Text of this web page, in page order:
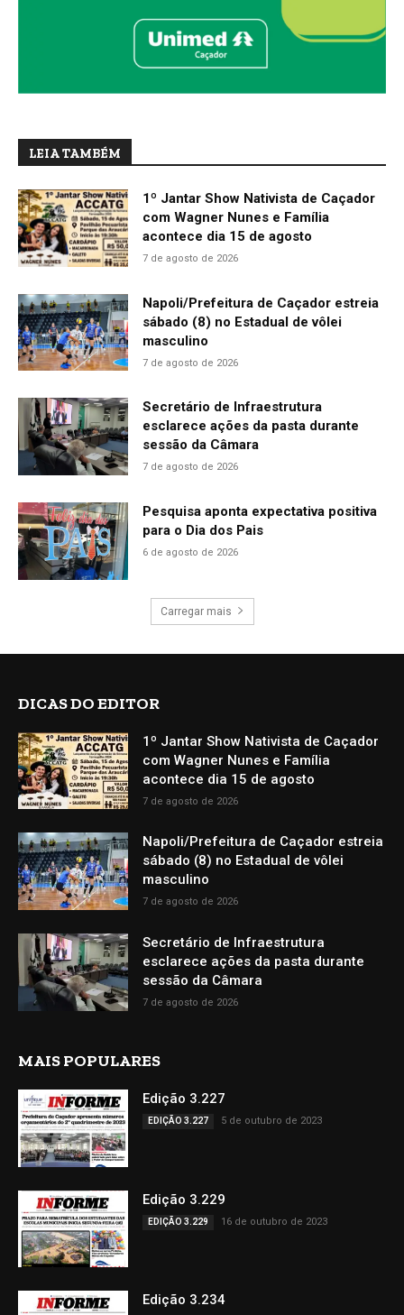
LEIA TAMBÉM
1º Jantar Show Nativista de Caçador
com Wagner Nunes e Família
acontece dia 15 de agosto
7 de agosto de 2026
Napoli/Prefeitura de Caçador estreia
sábado (8) no Estadual de vôlei
masculino
7 de agosto de 2026
Secretário de Infraestrutura
esclarece ações da pasta durante
sessão da Câmara
7 de agosto de 2026
Pesquisa aponta expectativa positiva
para o Dia dos Pais
6 de agosto de 2026
Carregar mais
DICAS DO EDITOR
1º Jantar Show Nativista de Caçador
com Wagner Nunes e Família
acontece dia 15 de agosto
7 de agosto de 2026
Napoli/Prefeitura de Caçador estreia
sábado (8) no Estadual de vôlei
masculino
7 de agosto de 2026
Secretário de Infraestrutura
esclarece ações da pasta durante
sessão da Câmara
7 de agosto de 2026
MAIS POPULARES
Edição 3.227
EDIÇÃO 3.227 5 de outubro de 2023
Edição 3.229
EDIÇÃO 3.229 16 de outubro de 2023
Edição 3.234